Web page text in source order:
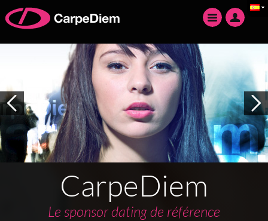
CarpeDiem
Le sponsor dating de référence